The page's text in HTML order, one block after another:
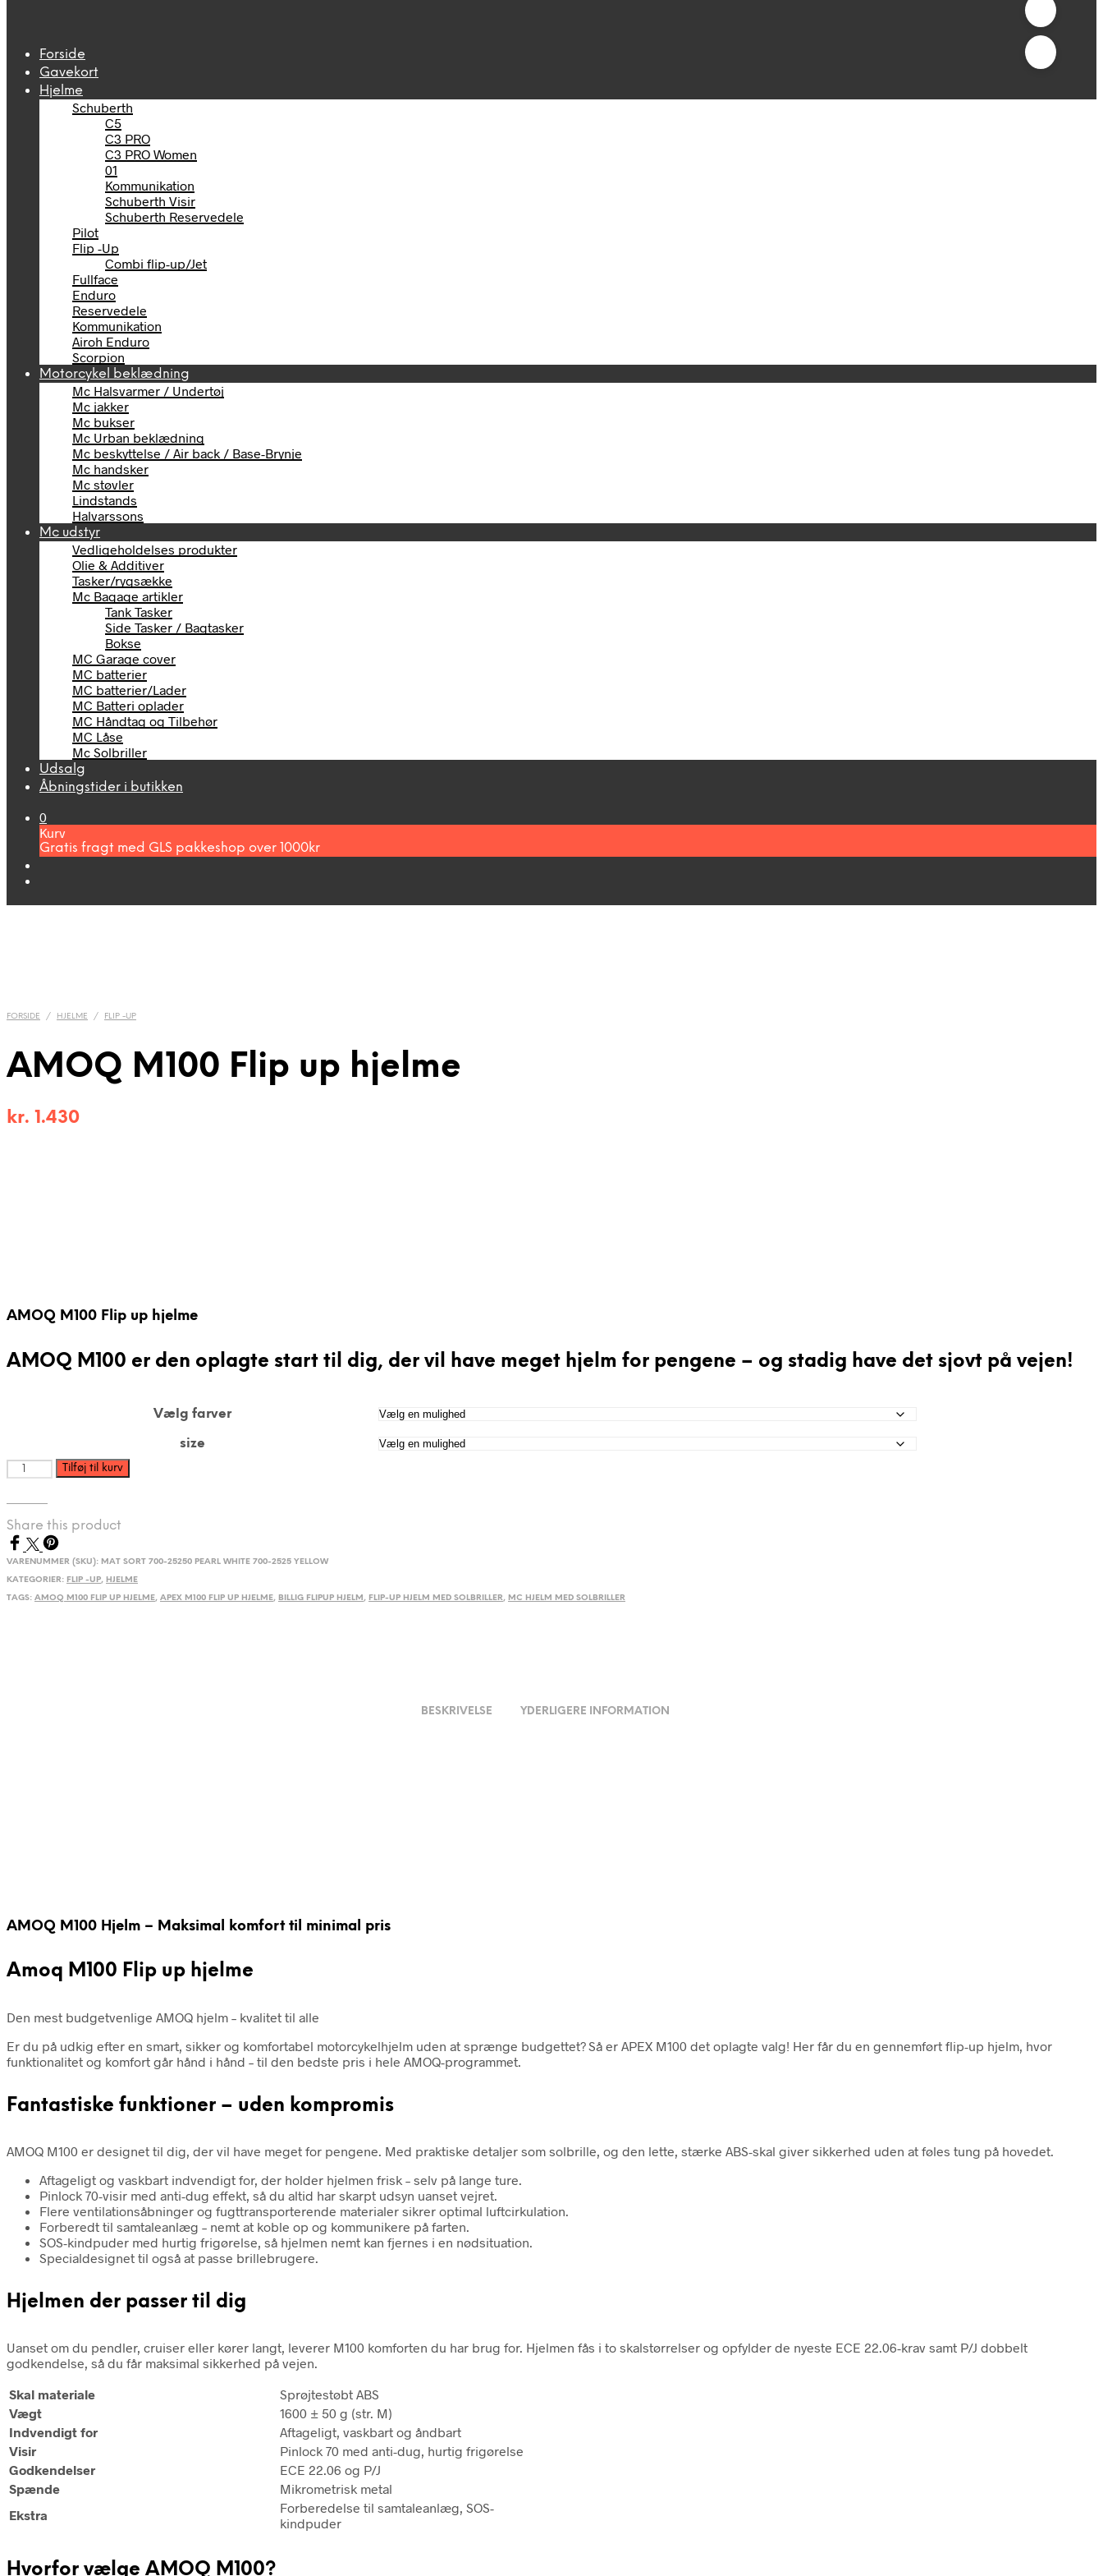
Forside
Gavekort
Hjelme
Schuberth
C5
C3 PRO
C3 PRO Women
01
Kommunikation
Schuberth Visir
Schuberth Reservedele
Pilot
Flip -Up
Combi flip-up/Jet
Fullface
Enduro
Reservedele
Kommunikation
Airoh Enduro
Scorpion
Motorcykel beklædning
Mc Halsvarmer / Undertøj
Mc jakker
Mc bukser
Mc Urban beklædning
Mc beskyttelse / Air back / Base-Brynje
Mc handsker
Mc støvler
Lindstands
Halvarssons
Mc udstyr
Vedligeholdelses produkter
Olie & Additiver
Tasker/rygsække
Mc Bagage artikler
Tank Tasker
Side Tasker / Bagtasker
Bokse
MC Garage cover
MC batterier
MC batterier/Lader
MC Batteri oplader
MC Håndtag og Tilbehør
MC Låse
Mc Solbriller
Udsalg
Åbningstider i butikken
0
Kurv
Gratis fragt med GLS pakkeshop over 1000kr
FORSIDE / HJELME / FLIP -UP
AMOQ M100 Flip up hjelme
kr. 1.430
AMOQ M100 Flip up hjelme
AMOQ M100 er den oplagte start til dig, der vil have meget hjelm for pengene – og stadig have det sjovt på vejen!
Vælg farver
size
AMOQ
M100
hjelme
antal
Tilføj til kurv
Share this product
VARENUMMER (SKU): MAT SORT 700-25250 PEARL WHITE 700-2525 YELLOW
KATEGORIER: FLIP -UP, HJELME
TAGS: AMOQ M100 FLIP UP HJELME, APEX M100 FLIP UP HJELME, BILLIG FLIPUP HJELM, FLIP-UP HJELM MED SOLBRILLER, MC HJELM MED SOLBRILLER
BESKRIVELSE YDERLIGERE INFORMATION
AMOQ M100 Hjelm – Maksimal komfort til minimal pris
Amoq M100 Flip up hjelme
Den mest budgetvenlige AMOQ hjelm – kvalitet til alle
Er du på udkig efter en smart, sikker og komfortabel motorcykelhjelm uden at sprænge budgettet? Så er APEX M100 det oplagte valg! Her får du en gennemført flip-up hjelm, hvor
funktionalitet og komfort går hånd i hånd – til den bedste pris i hele AMOQ-programmet.
Fantastiske funktioner – uden kompromis
AMOQ M100 er designet til dig, der vil have meget for pengene. Med praktiske detaljer som solbrille, og den lette, stærke ABS-skal giver sikkerhed uden at føles tung på hovedet.
Aftageligt og vaskbart indvendigt for, der holder hjelmen frisk – selv på lange ture.
Pinlock 70-visir med anti-dug effekt, så du altid har skarpt udsyn uanset vejret.
Flere ventilationsåbninger og fugttransporterende materialer sikrer optimal luftcirkulation.
Forberedt til samtaleanlæg – nemt at koble op og kommunikere på farten.
SOS-kindpuder med hurtig frigørelse, så hjelmen nemt kan fjernes i en nødsituation.
Specialdesignet til også at passe brillebrugere.
Hjelmen der passer til dig
Uanset om du pendler, cruiser eller kører langt, leverer M100 komforten du har brug for. Hjelmen fås i to skalstørrelser og opfylder de nyeste ECE 22.06-krav samt P/J dobbelt
godkendelse, så du får maksimal sikkerhed på vejen.
Skal materiale
Sprøjtestøbt ABS
Vægt
1600 ± 50 g (str. M)
Indvendigt for
Aftageligt, vaskbart og åndbart
Visir
Pinlock 70 med anti-dug, hurtig frigørelse
Godkendelser
ECE 22.06 og P/J
Spænde
Mikrometrisk metal
Ekstra
Forberedelse til samtaleanlæg, SOS-
kindpuder
Hvorfor vælge AMOQ M100?